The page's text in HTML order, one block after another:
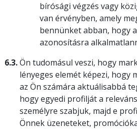
bírósági végzés vagy
van érvényben, amely
bennünket abban, hogy
azonosításra
6.3.Ön tudomásul veszi, hogy
lényeges elemét képezi, hogy
az Ön számára aktuálisabbá
hogy egyedi profilját a
személyre szabjuk, majd e
Önnek üzeneteket,